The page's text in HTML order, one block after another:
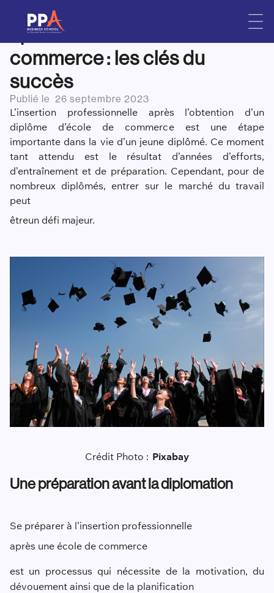
L’insertion professionnelle
après une école de
commerce : les clés du
succès
Publié le 26 septembre 2023
L’insertion professionnelle après l’obtention d’un
diplôme d’école de commerce est une étape
importante dans la vie d’un jeune diplômé. Ce moment
tant attendu est le résultat d’années d’efforts,
d’entraînement et de préparation. Cependant, pour de
nombreux diplômés, entrer sur le marché du travail
peut
êtreun défi majeur.
Crédit Photo : Pixabay
Une préparation avant la diplomation
Se préparer à l’insertion professionnelle
après une école de commerce
est un processus qui nécessite de la motivation, du
dévouement ainsi que de la planification